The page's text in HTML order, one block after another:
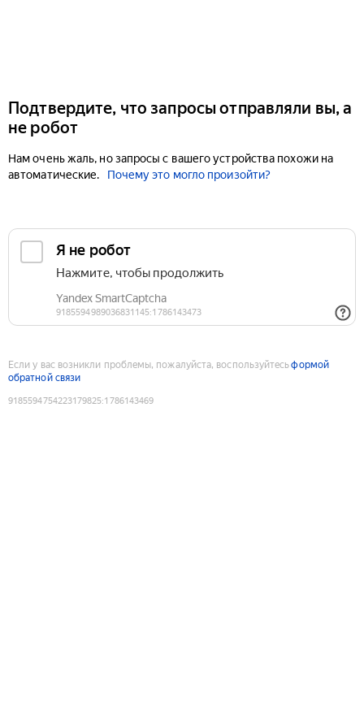
Подтвердите, что запросы отправляли вы, а
не робот
Нам очень жаль, но запросы с вашего устройства похожи на
автоматические.
Почему это могло произойти?
Если у вас возникли проблемы, пожалуйста, воспользуйтесьформой
обратной связи
9185594754223179825:1786143469